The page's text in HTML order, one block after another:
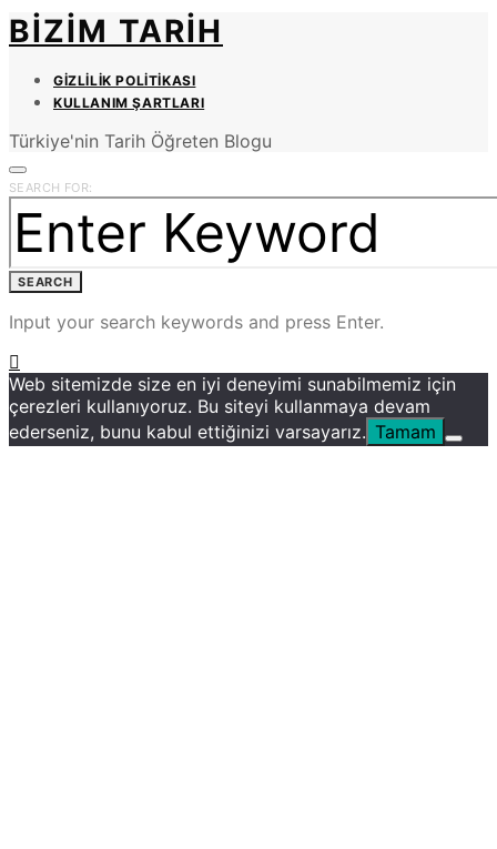
BIZIM TARIH
GIZLILIK POLITIKASI
KULLANIM ŞARTLARI
Türkiye'nin Tarih Öğreten Blogu
SEARCH FOR:
SEARCH
Input your search keywords and press Enter.
Web sitemizde size en iyi deneyimi sunabilmemiz için
çerezleri kullanıyoruz. Bu siteyi kullanmaya devam
ederseniz, bunu kabul ettiğinizi varsayarız. Tamam